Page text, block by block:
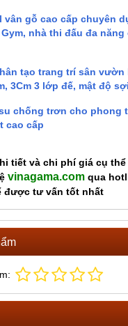
vân gỗ cao cấp chuyên
nhà thi đấu đa
tạo trang trí sân vườn
3Cm 3 lớp đế, mật độ
chống trơn cho phong
cao cấp
tiết và chi phí giá cụ
vinagama.com qua
được tư vấn tốt nhất